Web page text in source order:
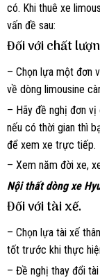
có. Khi thuê xe
vấn đề sau:
Đối với chất
– Chọn lựa một đơn
về dòng limousine
– Hãy đề nghị đơn vị
nếu có thời gian thì
để xem xe trực tiếp.
– Xem năm đời xe,
Nội thất dòng xe
Đối với tài xế.
– Chọn lựa tài xế
tốt trước khi thực
– Đề nghị thay đổi